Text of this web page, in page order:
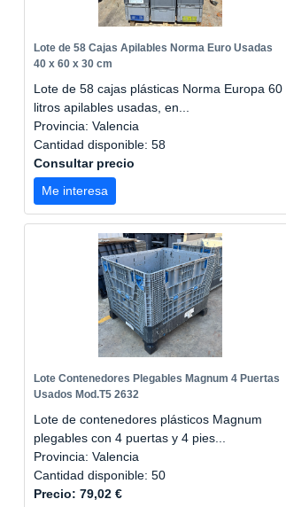
Lote de 58 Cajas Apilables Norma Euro Usadas
40 x 60 x 30 cm
Lote de 58 cajas plásticas Norma Europa 60
litros apilables usadas, en...
Provincia: Valencia
Cantidad disponible: 58
Consultar precio
Me interesa
Lote Contenedores Plegables Magnum 4 Puertas
Usados Mod.T5 2632
Lote de contenedores plásticos Magnum
plegables con 4 puertas y 4 pies...
Provincia: Valencia
Cantidad disponible: 50
Precio: 79,02 €